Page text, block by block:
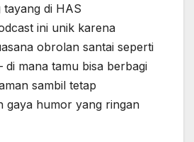
tayang di HAS
ini unik karena
obrolan santai seperti
mana tamu bisa berbagi
sambil tetap
gaya humor yang ringan